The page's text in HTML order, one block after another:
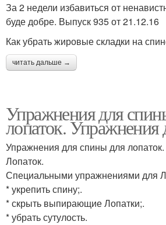
За 2 недели избавиться от
буде добре. Выпуск 935 от 21.12.16
Как убрать жировые складки на
читать дальше →
Упражнения для
лопаток. Упражнения
Упражнения для спины для
Лопаток.
Специальными упражнениями для
* укрепить спину;.
* скрыть выпирающие Лопатки;.
* убрать сутулость.